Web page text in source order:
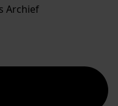
Archief